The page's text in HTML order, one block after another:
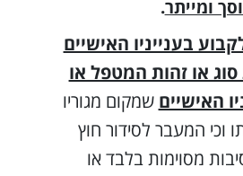
ומייתר.
בענייניו האישיים
או זהות המטפל או
האישיים שמקום מגוריו
וכי המעבר לסידור חוץ
מסוימות בלבד או